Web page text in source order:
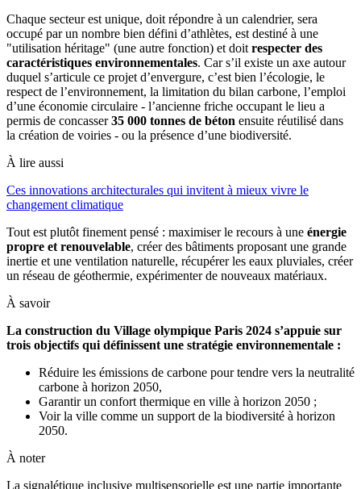
Chaque secteur est unique, doit répondre à un calendrier, sera
occupé par un nombre bien défini d’athlètes, est destiné à une
"utilisation héritage" (une autre fonction) et doit respecter des
caractéristiques environnementales. Car s’il existe un axe autour
duquel s’articule ce projet d’envergure, c’est bien l’écologie, le
respect de l’environnement, la limitation du bilan carbone, l’emploi
d’une économie circulaire - l’ancienne friche occupant le lieu a
permis de concasser35 000 tonnes de béton ensuite réutilisé dans
la création de voiries - ou la présence d’une biodiversité.
À lire aussi
Ces innovations architecturales qui invitent à mieux vivre le
changement climatique
Tout est plutôt finement pensé : maximiser le recours à une énergie
propre et renouvelable, créer des bâtiments proposant une grande
inertie et une ventilation naturelle, récupérer les eaux pluviales, créer
un réseau de géothermie, expérimenter de nouveaux matériaux.
À savoir
La construction du Village olympique Paris 2024 s’appuie sur
trois objectifs qui définissent une stratégie environnementale :
Réduire les émissions de carbone pour tendre vers la neutralité
carbone à horizon 2050,
Garantir un confort thermique en ville à horizon 2050 ;
Voir la ville comme un support de la biodiversité à horizon
2050.
À noter
La signalétique inclusive multisensorielle est une partie importante